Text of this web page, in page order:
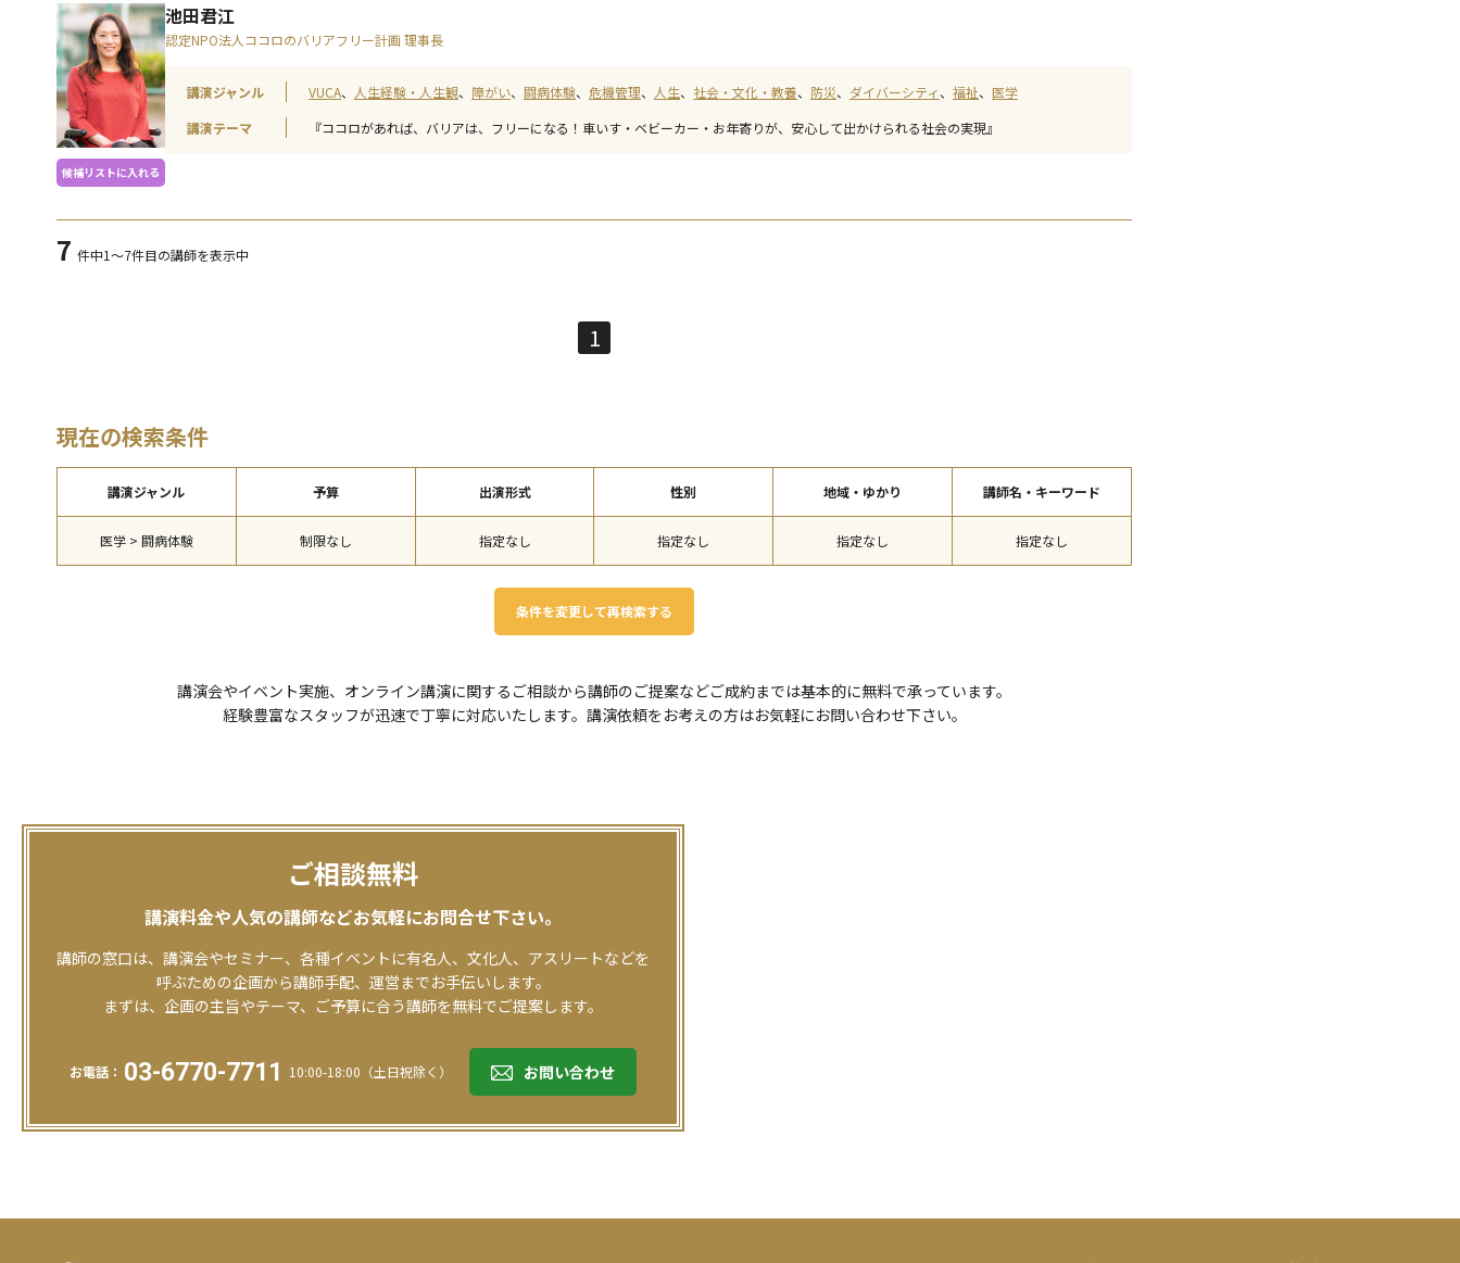
候補リストに入れる
池田君江
認定NPO法人ココロのバリアフリー計画 理事長
講演ジャンル VUCA 人生経験・人生観 障がい 闘病体験 危機管理 人生 社会・文化・教養 防災 ダイバーシティ 福祉
医学
講演テーマ
『ココロがあれば、バリアは、フリーになる！車いす・ベビーカー・お年寄りが、安心して出かけられる社会の実現』
7 件中1～7件目の講師を表示中
1
現在の検索条件
講演ジャンル
医学 > 闘病体験
予算
制限なし
出演形式
指定なし
性別
指定なし
地域・ゆかり
指定なし
講師名・キーワード
指定なし
条件を変更して再検索する
講演会やイベント実施、オンライン講演に関するご相談から講師のご提案などご成約までは基本的に無料で承っています。
経験豊富なスタッフが迅速で丁寧に対応いたします。講演依頼をお考えの⽅はお気軽にお問い合わせ下さい。
ご相談無料
講演料金や人気の講師などお気軽にお問合せ下さい。
講師の窓口は、講演会やセミナー、各種イベントに有名人、文化人、アスリートなどを
呼ぶための企画から講師手配、運営までお手伝いします。
まずは、企画の主旨やテーマ、ご予算に合う講師を無料でご提案します。
お電話： 03-6770-7711 10:00-18:00（土日祝除く） お問い合わせ